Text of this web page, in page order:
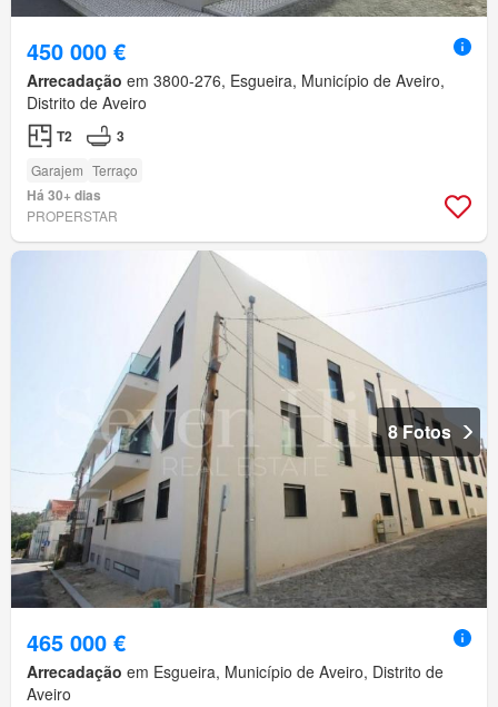
450 000 €
Arrecadação em 3800-276, Esgueira, Município de Aveiro,
Distrito de Aveiro
T2 3
Garajem Terraço
Há 30+ dias
PROPERSTAR
8 Fotos
465 000 €
Arrecadação em Esgueira, Município de Aveiro, Distrito de
Aveiro